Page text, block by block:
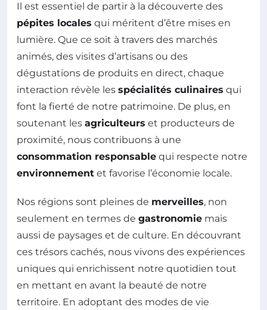
Il est essentiel de partir à la découverte des
pépites locales qui méritent d’être mises en
lumière. Que ce soit à travers des marchés
animés, des visites d’artisans ou des
dégustations de produits en direct, chaque
interaction révèle les spécialités culinaires qui
font la fierté de notre patrimoine. De plus, en
soutenant les agriculteurs et producteurs de
proximité, nous contribuons à une
consommation responsable qui respecte notre
environnement et favorise l’économie locale.
Nos régions sont pleines de merveilles, non
seulement en termes de gastronomie mais
aussi de paysages et de culture. En découvrant
ces trésors cachés, nous vivons des expériences
uniques qui enrichissent notre quotidien tout
en mettant en avant la beauté de notre
territoire. En adoptant des modes de vie